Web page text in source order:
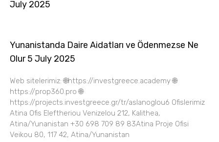
July 2025
Yunanistanda Daire Aidatları ve Ödenmezse Ne
Olur 5 July 2025
Web sitelerimiz: 🌐https://investgreece.academy 🌐
https://prop360.pro 🌐
https://projects.investgreece.gr/tr/aslanoglou6 Ofislerimiz
Atina Ofis Eleftheriou Venizelou 212, Kalithea,
Atina/Yunanistan +30 698 709 89 83Atina Proje Ofisi
Veikou 80, 117 42, Atina/Yunanistan